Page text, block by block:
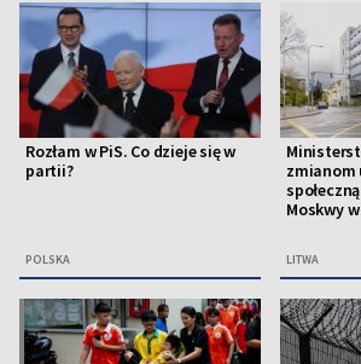
Rozłam w PiS. Co dzieje się w
partii?
POLSKA
zmianom
Moskwy
LITWA